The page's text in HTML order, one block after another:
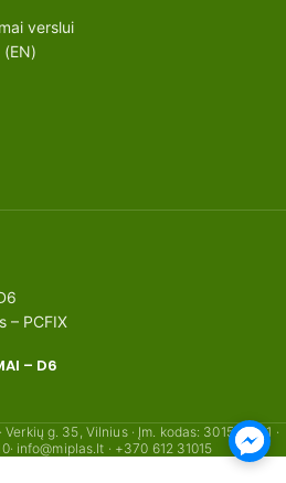
verslui
– PCFIX
– D6
g. 35, Vilnius · Įm. kodas: 301554621 ·
info@miplas.lt · +370 612 31015